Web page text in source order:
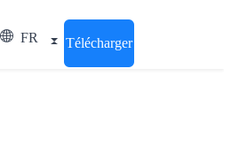
FR Télécharger